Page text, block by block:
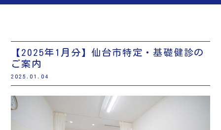
【2025年1月分】仙台市特定・基礎健診の
ご案内
2025.01.04